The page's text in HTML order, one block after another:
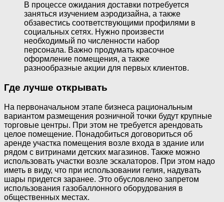
В процессе ожидания доставки потребуется
заняться изучением аэродизайна, а также
обзавестись соответствующими профилями в
социальных сетях. Нужно произвести
необходимый по численности набор
персонала. Важно продумать красочное
оформление помещения, а также
разнообразные акции для первых клиентов.
Где лучше открывать
На первоначальном этапе бизнеса рациональным
вариантом размещения розничной точки будут крупные
торговые центры. При этом не требуется арендовать
целое помещение. Понадобиться договориться об
аренде участка помещения возле входа в здание или
рядом с витринами детских магазинов. Также можно
использовать участки возле эскалаторов. При этом надо
иметь в виду, что при использовании гелия, надувать
шары придется заранее. Это обусловлено запретом
использования газобаллонного оборудования в
общественных местах.